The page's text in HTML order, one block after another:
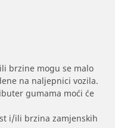
brzine mogu se malo
na naljepnici vozila.
gumama moći će
i/ili brzina zamjenskih